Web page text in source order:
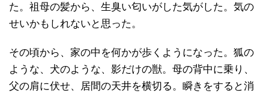
た。祖母の髪から、生臭い匂いがした気がした。気の
せいかもしれないと思った。
その頃から、家の中を何かが歩くようになった。狐の
ような、犬のような、影だけの獣。母の背中に乗り、
父の肩に伏せ、居間の天井を横切る。瞬きをすると消